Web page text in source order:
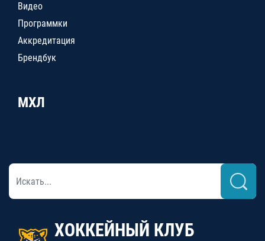
Видео
Программки
Аккредитация
Брендбук
МХЛ
ХОККЕЙНЫЙ КЛУБ